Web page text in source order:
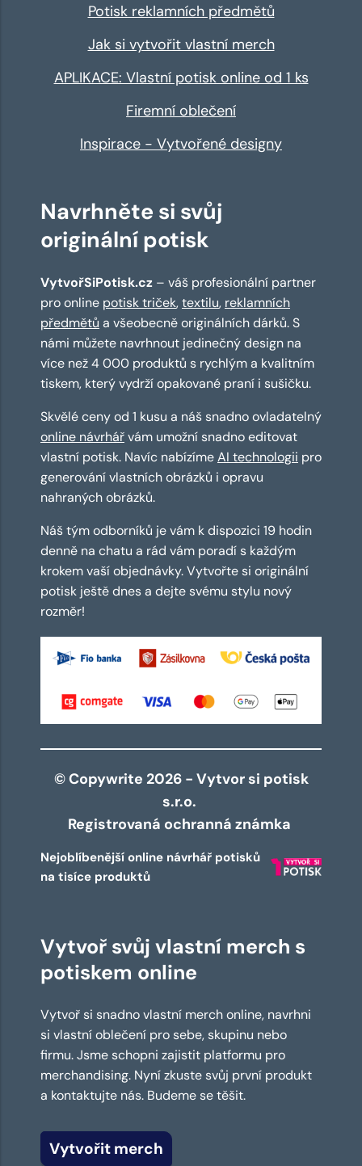
Potisk reklamních předmětů
Jak si vytvořit vlastní merch
APLIKACE: Vlastní potisk online od 1 ks
Firemní oblečení
Inspirace - Vytvořené designy
Navrhněte si svůj
originální potisk
VytvořSiPotisk.cz – váš profesionální partner
pro online potisk triček,textilu, reklamních
předmětů a všeobecně originálních dárků. S
námi můžete navrhnout jedinečný design na
více než 4 000 produktů s rychlým a kvalitním
tiskem, který vydrží opakované praní i sušičku.
Skvělé ceny od 1 kusu a náš snadno ovladatelný
online návrhářvám umožní snadno editovat
vlastní potisk. Navíc nabízímeAI technologii pro
generování vlastních obrázků i opravu
nahraných obrázků.
Náš tým odborníků je vám k dispozici 19 hodin
denně na chatu a rád vám poradí s každým
krokem vaší objednávky. Vytvořte si originální
potisk ještě dnes a dejte svému stylu nový
rozměr!
© Copywrite 2026 - Vytvor si potisk
s.r.o.
Registrovaná ochranná známka
Nejoblíbenější online návrhář potisků
na tisíce produktů
Vytvoř svůj vlastní merch s
potiskem online
Vytvoř si snadno vlastní merch online, navrhni
si vlastní oblečení pro sebe, skupinu nebo
firmu. Jsme schopni zajistit platformu pro
merchandising. Nyní zkuste svůj první produkt
a kontaktujte nás. Budeme se těšit.
Vytvořit merch